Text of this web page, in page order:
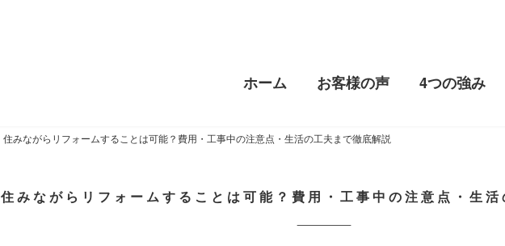
ホーム お客様の声 4つの強み
住みながらリフォームすることは可能？費用・工事中の注意点・生活の工夫まで徹底解説
住みながらリフォームすることは可能？費用・工事中の注意点・生